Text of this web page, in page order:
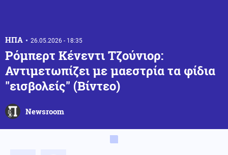
ΗΠΑ 26.05.2026 - 18:35
Ρόμπερτ Κένεντι Τζούνιορ:
Αντιμετωπίζει με μαεστρία τα φίδια
"εισβολείς" (Βίντεο)
Newsroom